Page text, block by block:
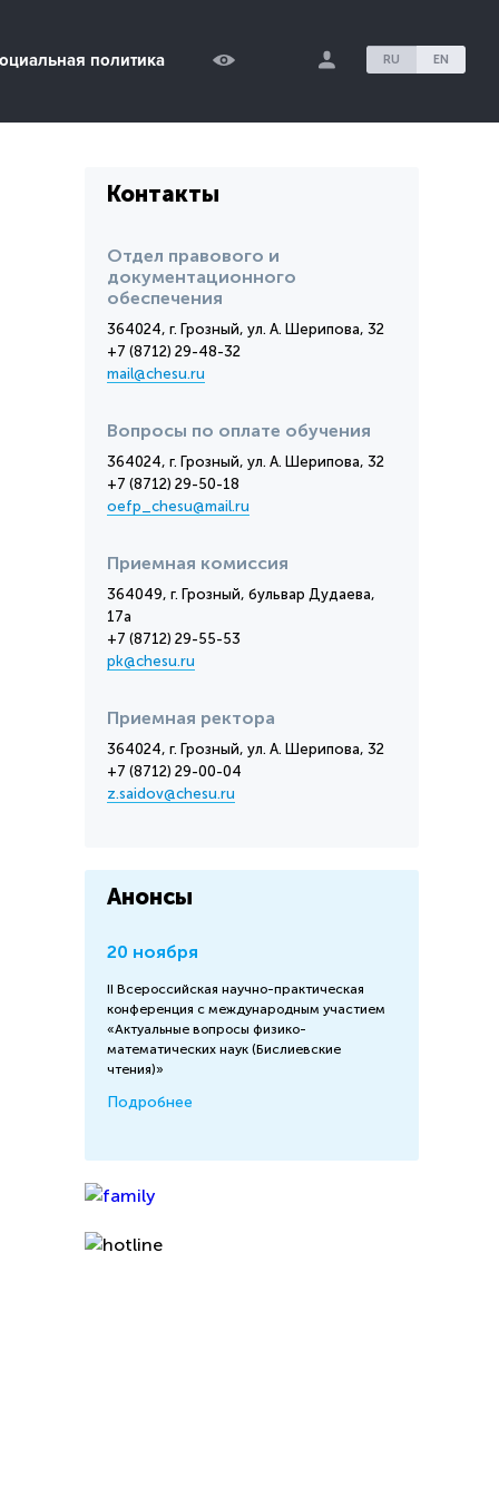
политика RU EN
Контакты
Отдел правового и
документационного
обеспечения
364024, г. Грозный, ул. А. Шерипова, 32
+7 (8712) 29-48-32
mail@chesu.ru
Вопросы по оплате обучения
364024, г. Грозный, ул. А. Шерипова, 32
+7 (8712) 29-50-18
oefp_chesu@mail.ru
Приемная комиссия
364049, г. Грозный, бульвар Дудаева,
17а
+7 (8712) 29-55-53
pk@chesu.ru
Приемная ректора
364024, г. Грозный, ул. А. Шерипова, 32
+7 (8712) 29-00-04
z.saidov@chesu.ru
Анонсы
20 ноября
II Всероссийская научно-практическая
конференция с международным участием
«Актуальные вопросы физико-
математических наук (Бислиевские
чтения)»
Подробнее